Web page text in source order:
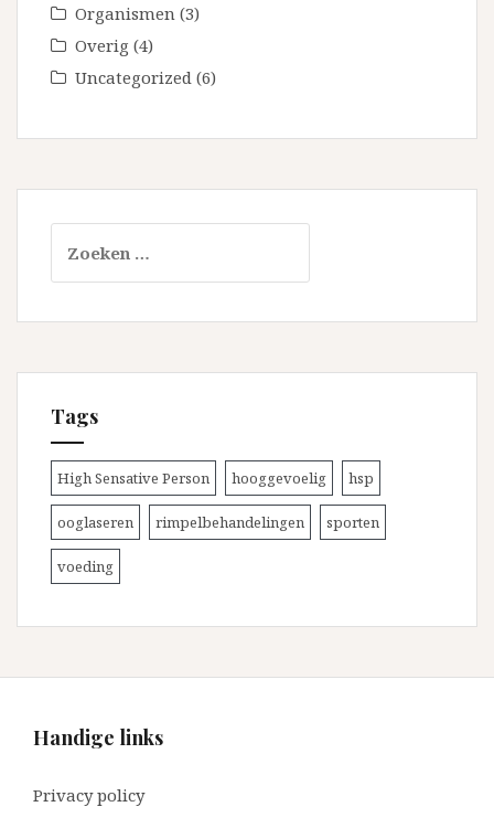
Organismen (3)
Overig (4)
Uncategorized (6)
naar:
Tags
High Sensative Person hooggevoelig hsp
ooglaseren rimpelbehandelingen sporten
voeding
Handige links
Privacy policy